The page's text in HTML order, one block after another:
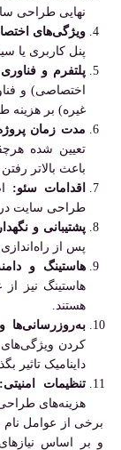
نهایی طراحی
ویژگی‌های
پنل کاربری یا
پلتفرم و
غیره) بر هزینه
مدت زمان
تعیین شده
باعث بالاتر
اقدامات سئو:
طراحی سایت در
پشتیبانی و
پس از راه‌اندازی
هاستینگ و
‌هاستینگ نیز از
هستند.
به‌روزرسانی‌ها
کردن ویژگی‌های
داینامیک تاثیر
تنظیمات
هزینه‌های
برخی از عوامل نام
و بر اساس